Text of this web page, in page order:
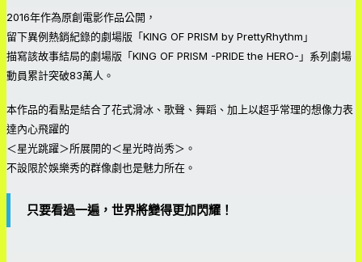
2016年作為原創電影作品公開，
留下異例熱銷紀錄的劇場版「KING OF PRISM by PrettyRhythm」
描寫該故事結局的劇場版「KING OF PRISM -PRIDE the HERO-」系列劇場
動員累計突破83萬人。
本作品的看點是結合了花式滑冰、歌聲、舞蹈、加上以超乎常理的想像力表
達內心飛躍的
＜星光跳躍＞所展開的＜星光時尚秀＞。
不設限於娛樂秀的群像劇也是魅力所在。
只要看過一遍，世界將變得更加閃耀！